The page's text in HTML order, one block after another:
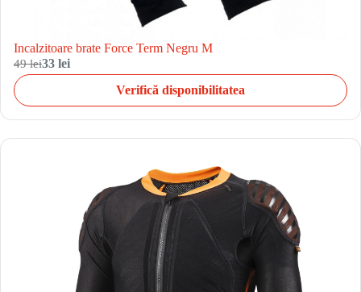
Incalzitoare brate Force Term Negru M
49 lei33 lei
Verifică disponibilitatea